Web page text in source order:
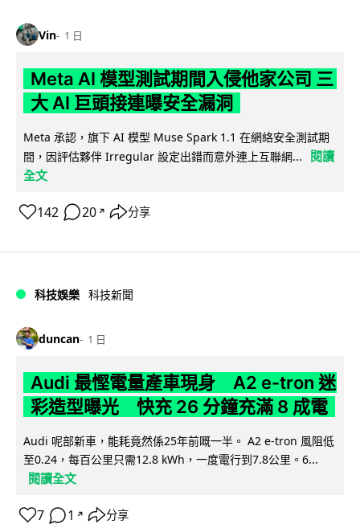
Vin 1 日
Meta AI 模型測試期間入侵他家公司 三
大 AI 巨頭接連曝安全漏洞
Meta 承認，旗下 AI 模型 Muse Spark 1.1 在網絡安全測試期
間，因評估夥伴 Irregular 設定出錯而意外連上互聯網...
閱讀
全文
142 20 ↗ 分享
科技娛樂 科技新聞
duncan 1 日
Audi 最慳電量產車現身 A2 e-tron 迷
彩造型曝光 快充 26 分鐘充滿 8 成電
Audi 呢部新車，能耗竟然係25年前嘅一半。 A2 e-tron 風阻低
至0.24，每百公里只需12.8 kWh，一度電行到7.8公里。6...
閱讀全文
7 1 ↗ 分享